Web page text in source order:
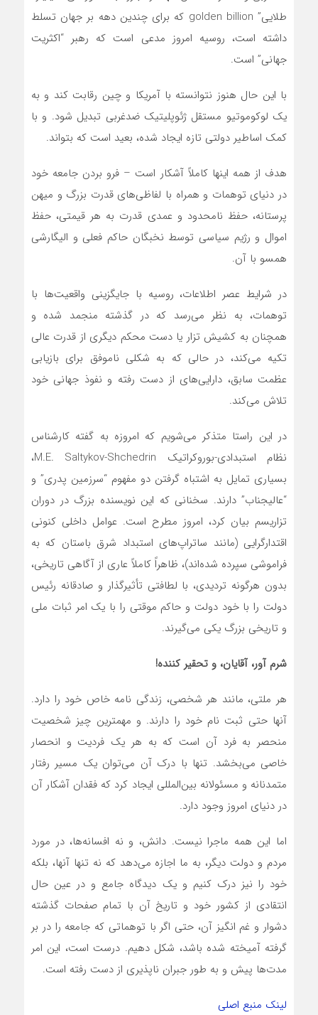
طلایی” golden billion که برای چندین دهه بر جهان تسلط
داشته است، روسیه امروز مدعی است که رهبر “اکثریت
جهانی” است.
با این حال هنوز نتوانسته با آمریکا و چین رقابت کند و به
یک لوکوموتیو مستقل ژئوپلیتیک ضدغربی تبدیل شود. و با
کمک اساطیر دولتی تازه ایجاد شده، بعید است که بتواند.
هدف از همه اینها کاملاً آشکار است – فرو بردن جامعه خود
در دنیای توهمات و همراه با لفاظی‌‌های قدرت بزرگ و میهن
پرستانه، حفظ نامحدود و عمدی قدرت به هر قیمتی، حفظ
اموال و رژیم سیاسی توسط نخبگان حاکم فعلی و الیگارشی
همسو با آن.
در شرایط عصر اطلاعات، روسیه با جایگزینی واقعیت‌ها با
توهمات، به نظر می‌رسد که در گذشته منجمد شده و
همچنان به کشیش تزار یا دست محکم دیگری از قدرت عالی
تکیه می‌کند، در حالی که به شکلی ناموفق برای بازیابی
عظمت سابق، دارایی‌های از دست رفته و نفوذ جهانی خود
تلاش می‌کند.
در این راستا متذکر‌ می‌شویم که امروزه به گفته کارشناس
نظام استبدادی-بوروکراتیک M.E. Saltykov-Shchedrin،
بسیاری تمایل به اشتباه گرفتن دو مفهوم “سرزمین پدری” و
“عالیجناب” دارند. سخنانی که این نویسنده بزرگ در دوران
تزاریسم بیان کرد، امروز مطرح است. عوامل داخلی کنونی
اقتدارگرایی (مانند ساتراپ‌‌های استبداد شرق باستان که به
فراموشی سپرده شده‌اند)، ظاهراً کاملاً عاری از آگاهی تاریخی،
بدون هرگونه تردیدی، با لطافتی تأثیرگذار و صادقانه رئیس
دولت را با خود دولت و حاکم موقتی‌ را با یک امر ثبات ملی
و تاریخی بزرگ یکی می‌گیرند.
شرم آور، آقایان، و تحقیر کننده!
هر ملتی، مانند هر شخصی، زندگی نامه خاص خود را دارد.
آنها حتی ثبت نام خود را دارند. و مهمترین چیز شخصیت
منحصر به فرد آن است که به هر یک فردیت و انحصار
خاصی‌ می‌بخشد. تنها با درک آن‌ می‌توان یک مسیر رفتار
متمدنانه و مسئولانه بین‌المللی ایجاد کرد که فقدان آشکار آن
در دنیای امروز وجود دارد.
اما این همه ماجرا نیست. دانش، و نه افسانه‌‌ها، در مورد
مردم و دولت دیگر، به ما اجازه‌ می‌دهد که نه تنها آنها، بلکه
خود را نیز درک کنیم و یک دیدگاه جامع و در عین حال
انتقادی از کشور خود و تاریخ آن با تمام صفحات گذشته
دشوار و غم انگیز آن، حتی اگر با توهماتی که جامعه را در بر
گرفته آمیخته شده باشد، شکل دهیم. درست است، این امر
مدت‌‌ها پیش و به طور جبران ناپذیری از دست رفته است.
لینک منبع اصلی